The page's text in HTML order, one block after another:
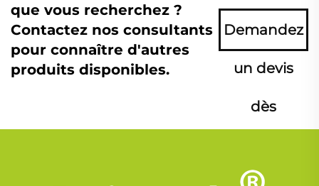
que vous recherchez ?
Contactez nos consultants
pour connaître d'autres
produits disponibles.
Demandez
un devis
dès